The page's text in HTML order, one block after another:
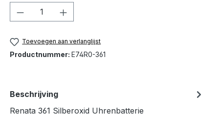
Producthoeveelheid: Voer de
Toevoegen aan verlanglijst
Productnummer: E74R0-361
Beschrijving
Renata 361 Silberoxid Uhrenbatterie